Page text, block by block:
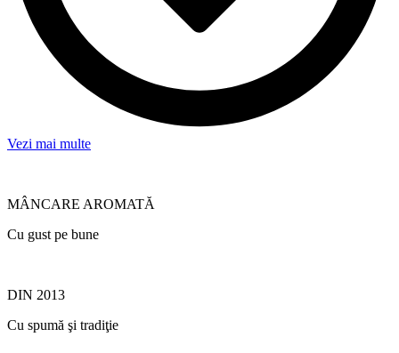
Vezi mai multe
MÂNCARE AROMATĂ
Cu gust pe bune
DIN 2013
Cu spumă şi tradiţie